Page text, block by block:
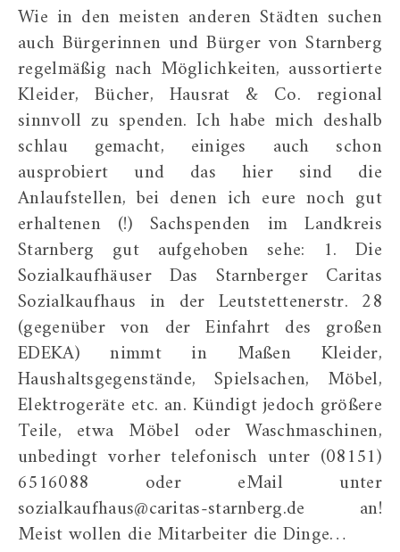
Wie in den meisten anderen Städten suchen
auch Bürgerinnen und Bürger von Starnberg
regelmäßig nach Möglichkeiten, aussortierte
Kleider, Bücher, Hausrat & Co. regional
sinnvoll zu spenden. Ich habe mich deshalb
schlau gemacht, einiges auch schon
ausprobiert und das hier sind die
Anlaufstellen, bei denen ich eure noch gut
erhaltenen (!) Sachspenden im Landkreis
Starnberg gut aufgehoben sehe: 1. Die
Sozialkaufhäuser Das Starnberger Caritas
Sozialkaufhaus in der Leutstettenerstr. 28
(gegenüber von der Einfahrt des großen
EDEKA) nimmt in Maßen Kleider,
Haushaltsgegenstände, Spielsachen, Möbel,
Elektrogeräte etc. an. Kündigt jedoch größere
Teile, etwa Möbel oder Waschmaschinen,
unbedingt vorher telefonisch unter (08151)
6516088 oder eMail unter
sozialkaufhaus@caritas-starnberg.de an!
Meist wollen die Mitarbeiter die Dinge…